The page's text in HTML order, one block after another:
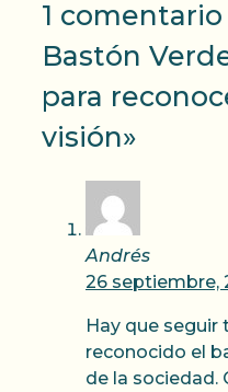
1
Bastón
para
visión»
Andrés
26 septiembre,
Hay que seguir
reconocido el
de la sociedad.